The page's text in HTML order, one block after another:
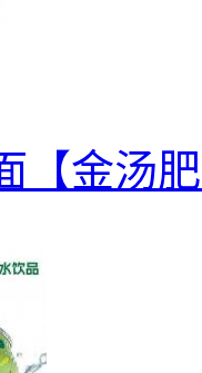
【金汤